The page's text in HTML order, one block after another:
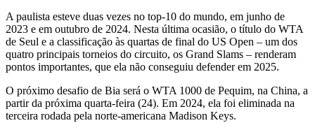
A paulista esteve duas vezes no top-10 do mundo, em junho de
2023 e em outubro de 2024. Nesta última ocasião, o título do WTA
de Seul e a classificação às quartas de final do US Open – um dos
quatro principais torneios do circuito, os Grand Slams – renderam
pontos importantes, que ela não conseguiu defender em 2025.
O próximo desafio de Bia será o WTA 1000 de Pequim, na China, a
partir da próxima quarta-feira (24). Em 2024, ela foi eliminada na
terceira rodada pela norte-americana Madison Keys.